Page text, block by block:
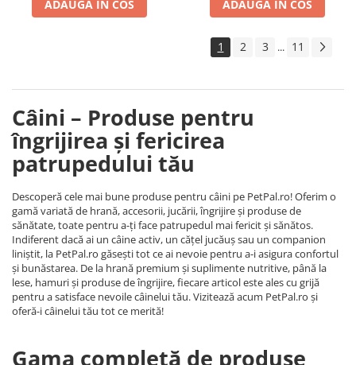
ADAUGA IN COS ADAUGA IN COS
1 2 3 ... 11
Câini – Produse pentru
îngrijirea și fericirea
patrupedului tău
Descoperă cele mai bune produse pentru câini pe PetPal.ro! Oferim o
gamă variată de hrană, accesorii, jucării, îngrijire și produse de
sănătate, toate pentru a-ți face patrupedul mai fericit și sănătos.
Indiferent dacă ai un câine activ, un cățel jucăuș sau un companion
liniștit, la PetPal.ro găsești tot ce ai nevoie pentru a-i asigura confortul
și bunăstarea. De la hrană premium și suplimente nutritive, până la
lese, hamuri și produse de îngrijire, fiecare articol este ales cu grijă
pentru a satisface nevoile câinelui tău. Vizitează acum PetPal.ro și
oferă-i câinelui tău tot ce merită!
Gama completă de produse